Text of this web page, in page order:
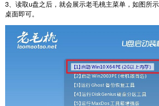
3、读取u盘之后，就会展示老毛桃主菜单，如图所
桌面即可。